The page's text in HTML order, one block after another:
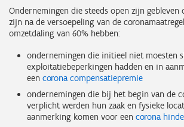
Ondernemingen die steeds open zijn gebleven
zijn na de versoepeling van de
omzetdaling van 60% hebben:
ondernemingen die initieel niet moesten
exploitatiebeperkingen hadden en in
een corona compensatiepremie
ondernemingen die bij het begin van de
verplicht werden hun zaak en fysieke
aanmerking komen voor een corona